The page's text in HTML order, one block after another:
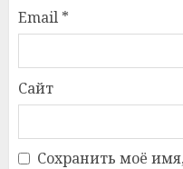
Email *
Сайт
Сохранить моё